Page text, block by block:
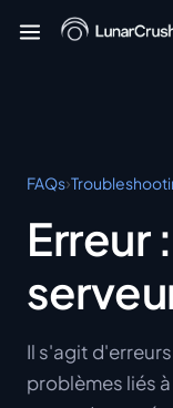
FAQs›
Erreur
Il s'agit
problèmes liés